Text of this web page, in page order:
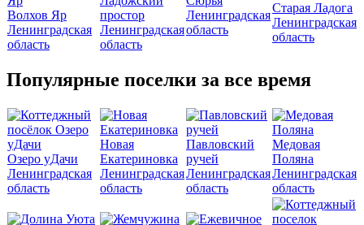
Волхов Яр
Ленинградская
область
простор
Ленинградская
область
Ленинградская
область
Старая Ладога
Ленинградская
область
Популярные поселки за все время
Озеро уДачи
Ленинградская
область
Новая
Екатериновка
Ленинградская
область
Павловский
ручей
Ленинградская
область
Медовая
Поляна
Ленинградская
область